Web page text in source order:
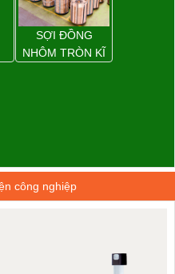
SỢI ĐỒNG
NHÔM TRÒN KĨ
công nghiệp